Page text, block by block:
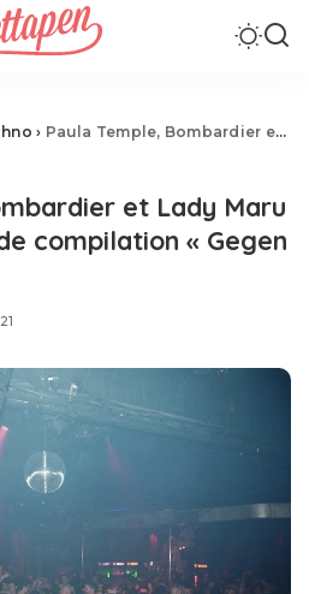
› Paula Temple, Bombardier et Lady Maru sont sur la seconde compilation « Gegen Decade »
et Lady Maru
compilation « Gegen